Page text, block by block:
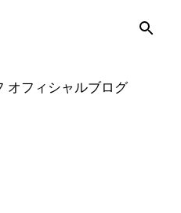
オフィシャルブログ